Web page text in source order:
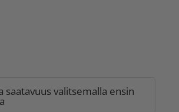
saatavuus valitsemalla ensin